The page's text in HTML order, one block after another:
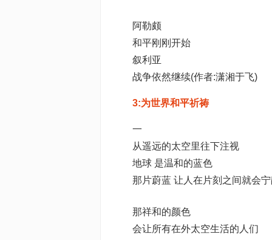
阿勒颇
和平刚刚开始
叙利亚
战争依然继续(作者:潇湘于飞)
3:为世界和平祈祷
一
从遥远的太空里往下注视
地球 是温和的蓝色
那片蔚蓝 让人在片刻之间就会
那祥和的颜色
会让所有在外太空生活的人们